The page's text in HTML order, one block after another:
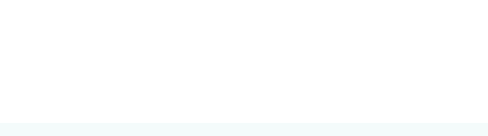
ました．本書が周産期医
．